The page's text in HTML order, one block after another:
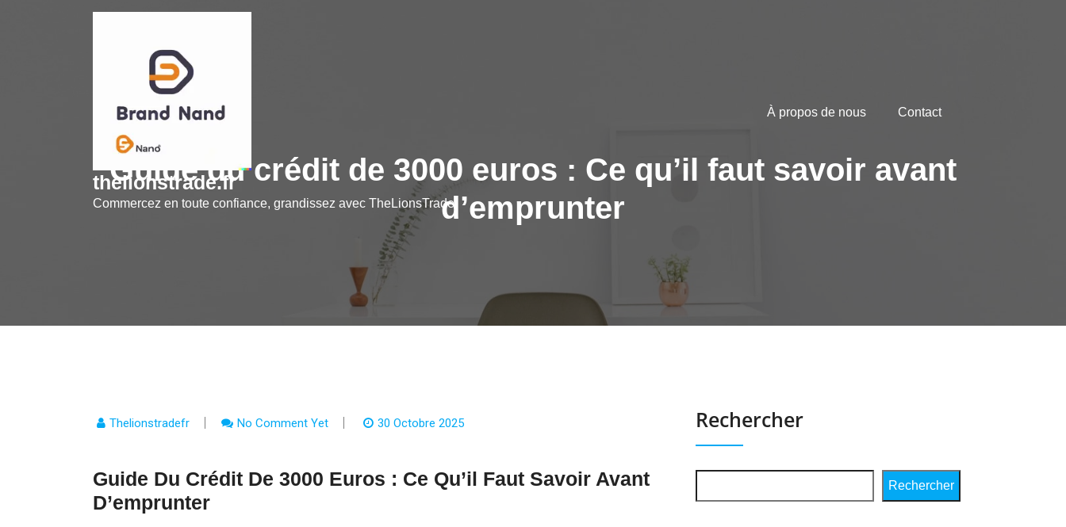
thelionstrade.fr
Commercez en toute confiance, grandissez avec TheLionsTrade
À propos de nous Contact
Guide du crédit de 3000 euros : Ce qu’il faut savoir avant
d’emprunter
Thelionstradefr No Comment Yet 30 Octobre 2025
Guide Du Crédit De 3000 Euros : Ce Qu’il Faut Savoir Avant
D’emprunter
Rechercher
Rechercher